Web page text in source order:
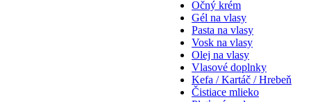
Očný krém
Gél na vlasy
Pasta na vlasy
Vosk na vlasy
Olej na vlasy
Vlasové doplnky
Kefa / Kartáč / Hrebeň
Čistiace mlieko